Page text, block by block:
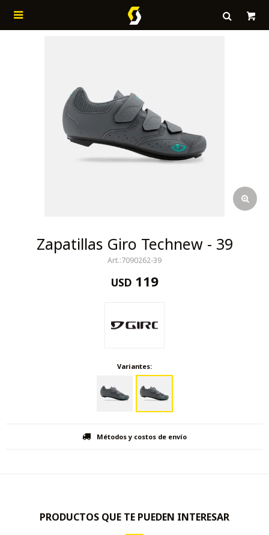

Zapatillas Giro Technew - 39
7090262-39
USD 119
Variantes:
Métodos y costos de envío
PRODUCTOS QUE TE PUEDEN INTERESAR